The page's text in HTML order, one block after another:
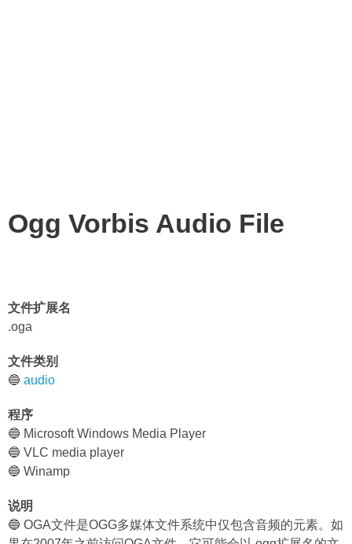
Ogg Vorbis Audio File
文件扩展名
.oga
文件类别
🔵 audio
程序
🔵 Microsoft Windows Media Player
🔵 VLC media player
🔵 Winamp
说明
🔵 OGA文件是OGG多媒体文件系统中仅包含音频的元素。如